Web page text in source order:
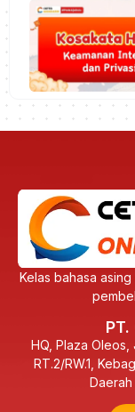
Kelas bahasa
HQ, Plaza Oleos,
RT.2/RW.1,
Daerah